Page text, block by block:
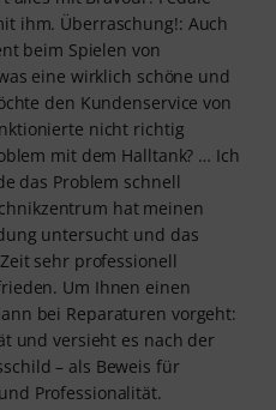
ihm. Überraschung!: Auch
beim Spielen von
eine wirklich schöne und
den Kundenservice von
nicht richtig
mit dem Halltank? … Ich
das Problem schnell
hat meinen
untersucht und das
sehr professionell
Um Ihnen einen
bei Reparaturen vorgeht:
und versieht es nach der
– als Beweis für
Professionalität.